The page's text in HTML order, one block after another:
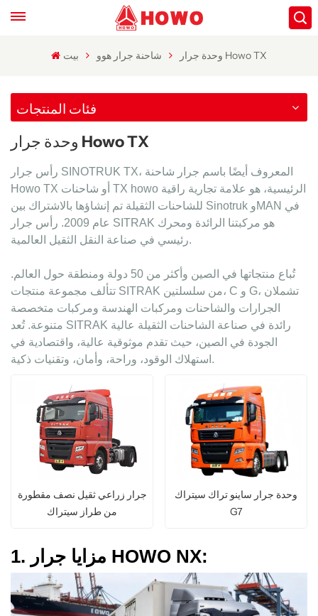
بيت شاحنة جرار هوو وحدة جرار Howo TX
فئات المنتجات
وحدة جرار Howo TX
رأس جرار SINOTRUK TX، المعروف أيضًا باسم جرار شاحنة
Howo TX أو شاحنات TX howo الرئيسية، هو علامة تجارية راقية
للشاحنات الثقيلة تم إنشاؤها بالاشتراك بين Sinotruk وMAN في
عام 2009. رأس جرار SITRAK هو مركبتنا الرائدة ومحرك
رئيسي في صناعة النقل الثقيل العالمية.
تُباع منتجاتها في الصين وأكثر من 50 دولة ومنطقة حول العالم.
تتألف مجموعة منتجات SITRAK من سلسلتين، C و G، تشملان
الجرارات والشاحنات ومركبات الهندسة ومركبات متخصصة
متنوعة. تُعد SITRAK رائدة في صناعة الشاحنات الثقيلة عالية
الجودة في الصين، حيث تقدم موثوقية عالية، واقتصادية في
استهلاك الوقود، وراحة، وأمان، وتقنيات ذكية.
جرار زراعي ثقيل نصف مقطورة
من طراز سيتراك
وحدة جرار ساينو تراك سيتراك
G7
1. مزايا جرار HOWO NX: